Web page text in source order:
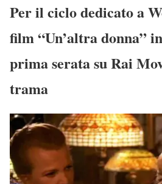
Per il ciclo dedicato a
film “Un’altra donna”
prima serata su Rai
trama